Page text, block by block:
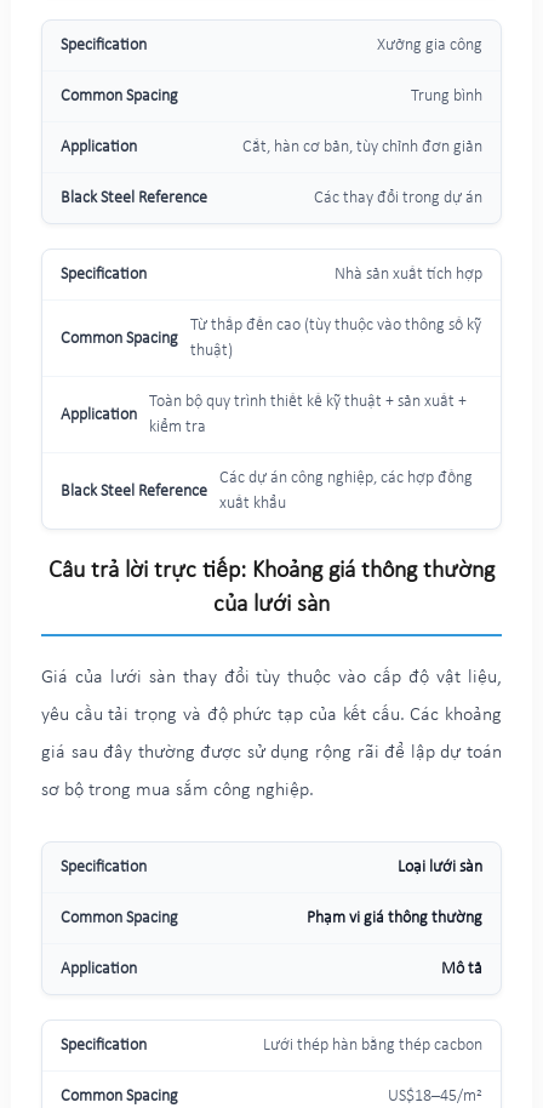
Xưởng gia công
Trung bình
Cắt, hàn cơ bản, tùy chỉnh đơn giản
Các thay đổi trong dự án
Nhà sản xuất tích hợp
Từ thấp đến cao (tùy thuộc vào thông số kỹ
thuật)
Toàn bộ quy trình thiết kế kỹ thuật + sản xuất +
kiểm tra
Các dự án công nghiệp, các hợp đồng
xuất khẩu
Câu trả lời trực tiếp: Khoảng giá thông thường
của lưới sàn
Giá của lưới sàn thay đổi tùy thuộc vào cấp độ vật liệu,
yêu cầu tải trọng và độ phức tạp của kết cấu. Các khoảng
giá sau đây thường được sử dụng rộng rãi để lập dự toán
sơ bộ trong mua sắm công nghiệp.
Loại lưới sàn
Phạm vi giá thông thường
Mô tả
Lưới thép hàn bằng thép cacbon
US$18–45/m²